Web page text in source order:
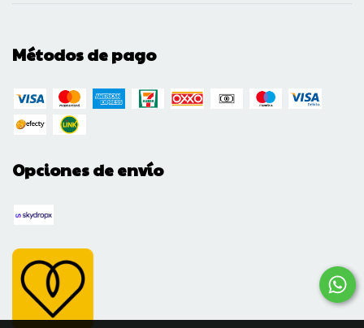
Métodos de pago
Opciones de envío